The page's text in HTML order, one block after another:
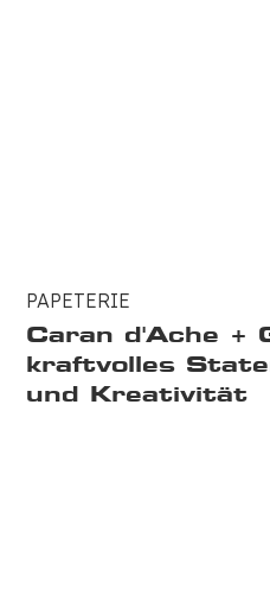
PAPETERIE
Caran d'Ache +
kraftvolles
und Kreativität